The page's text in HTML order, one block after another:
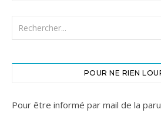
POUR NE RIEN
Pour être informé par mail de la